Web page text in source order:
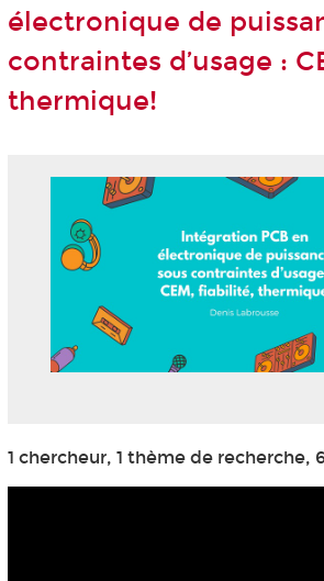
électronique de
contraintes d’usage :
thermique!
1 chercheur, 1 thème de recherche,